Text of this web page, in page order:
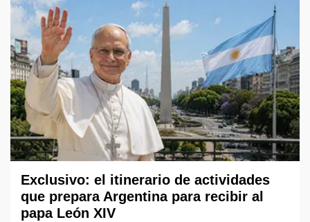
Exclusivo: el itinerario de actividades
que prepara Argentina para recibir al
papa León XIV